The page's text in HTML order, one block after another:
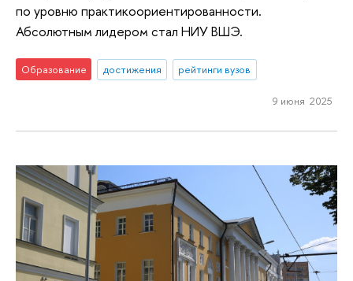
по уровню практикоориентированности.
Абсолютным лидером стал НИУ ВШЭ.
Образование достижения рейтинги вузов
9 июня 2025